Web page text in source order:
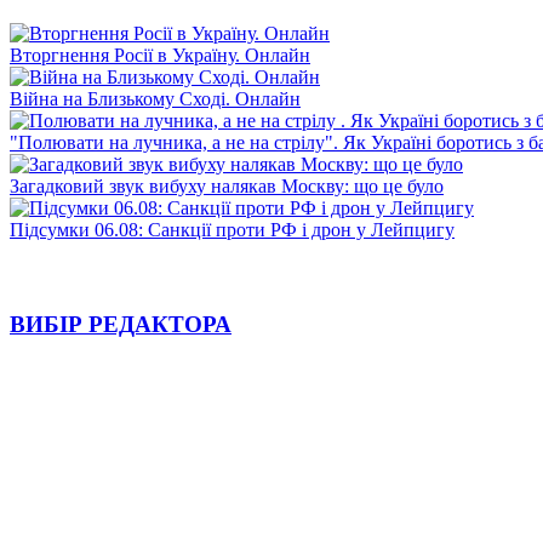
Вторгнення Росії в Україну. Онлайн
Війна на Близькому Сході. Онлайн
"Полювати на лучника, а не на стрілу". Як Україні боротись з
Загадковий звук вибуху налякав Москву: що це було
Підсумки 06.08: Санкції проти РФ і дрон у Лейпцигу
ВИБІР РЕДАКТОРА